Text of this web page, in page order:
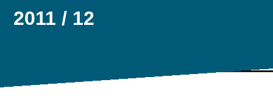
2011 / 12